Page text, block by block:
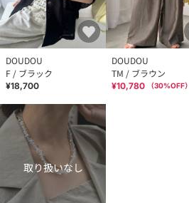
DOUDOU
F / ブラック
¥18,700
DOUDOU
TM / ブラウン
¥10,780 （30%OFF）
取り扱いなし